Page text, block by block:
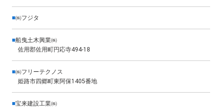
■㈱フジタ
■船曳土木興業㈱
佐用郡佐用町円応寺494-18
■㈱フリーテクノス
姫路市四郷町東阿保1405番地
■宝来建設工業㈱